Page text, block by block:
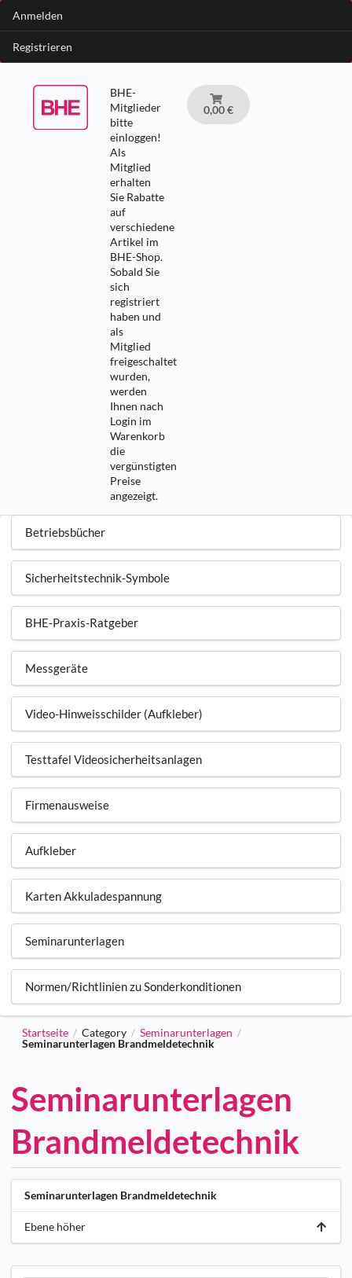
Anmelden
Registrieren
BHE-
Mitglieder
bitte
einloggen!
Als
Mitglied
erhalten
Sie Rabatte
auf
verschiedene
Artikel im
BHE-Shop.
Sobald Sie
sich
registriert
haben und
als
Mitglied
freigeschaltet
wurden,
werden
Ihnen nach
Login im
Warenkorb
die
vergünstigten
Preise
angezeigt.
0,00 €
Betriebsbücher
Sicherheitstechnik-Symbole
BHE-Praxis-Ratgeber
Messgeräte
Video-Hinweisschilder (Aufkleber)
Testtafel Videosicherheitsanlagen
Firmenausweise
Aufkleber
Karten Akkuladespannung
Seminarunterlagen
Normen/Richtlinien zu Sonderkonditionen
Startseite / Category / Seminarunterlagen /
Seminarunterlagen Brandmeldetechnik
Seminarunterlagen
Brandmeldetechnik
Seminarunterlagen Brandmeldetechnik
Ebene höher